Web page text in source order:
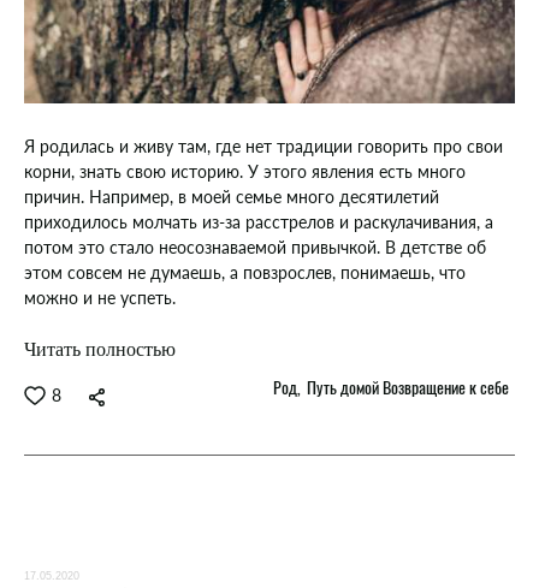
8 Род Путь домой Возвращение к себе
Я родилась и живу там, где нет традиции говорить про свои
корни, знать свою историю. У этого явления есть много
причин. Например, в моей семье много десятилетий
приходилось молчать из-за расстрелов и раскулачивания, а
потом это стало неосознаваемой привычкой. В детстве об
этом совсем не думаешь, а повзрослев, понимаешь, что
можно и не успеть.
Читать полностью
17.05.2020